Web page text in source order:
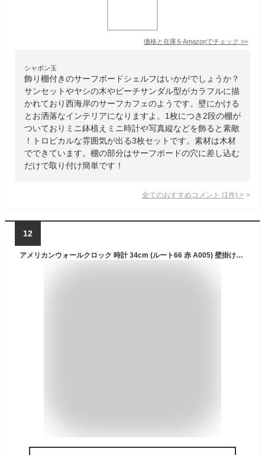
価格と在庫をAmazonでチェック >>
シャボン玉
飾り棚付きのサーフボードシェルフはいかがでしょうか？
サンセットやヤシの木やビーチサンダル型がカラフルに描
かれており西海岸のサーフカフェのようです。壁にかける
とお洒落なインテリアになりますよ。1枚につき2段の棚が
ついておりミニ鉢植えミニ時計や写真縦などを飾ると素敵
！トロピカルな雰囲気が出る3枚セットです。素材は木材
でできています。棚の部分はサーフボードの穴に差し込む
だけで取り付け簡単です！
全てのおすすめコメント (1 件) >
12
アメリカンウォールクロック 時計 34cm (ルート66 赤 A005) 壁掛け時計 ROUTE66 大きい ヴィンテージ風 ガレージ バイク かっこいい おしゃれ 西海岸風 インテリア アメリカン雑貨